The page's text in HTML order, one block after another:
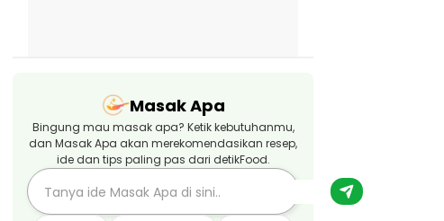
Masak Apa
Bingung mau masak apa? Ketik kebutuhanmu,
dan Masak Apa akan merekomendasikan resep,
ide dan tips paling pas dari detikFood.